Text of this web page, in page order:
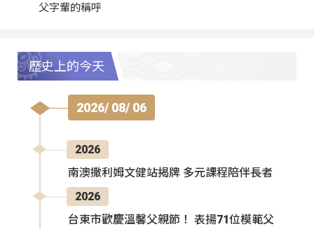
父字輩的稱呼
歷史上的今天
2026/ 08/ 06
2026
南澳撒利姆文健站揭牌 多元課程陪伴長者
2026
台東市歡慶溫馨父親節！ 表揚71位模範父